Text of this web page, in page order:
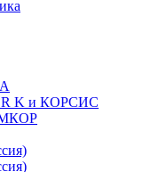
K и КОРСИС